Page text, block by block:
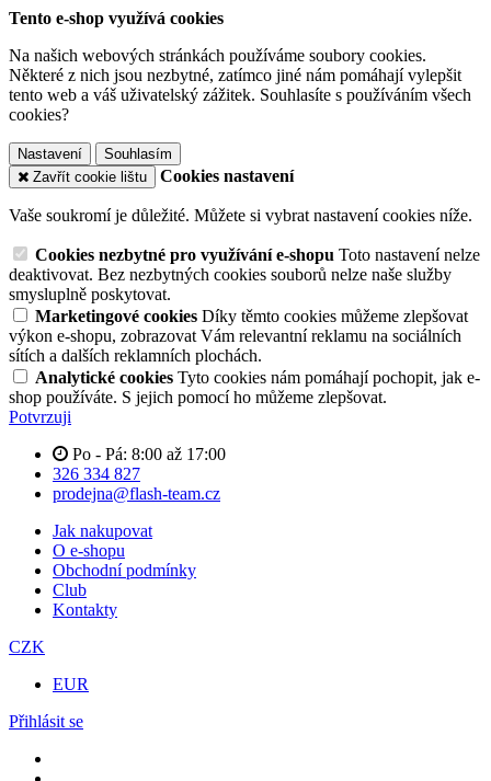
Tento e-shop využívá cookies
Na našich webových stránkách používáme soubory cookies.
Některé z nich jsou nezbytné, zatímco jiné nám pomáhají vylepšit
tento web a váš uživatelský zážitek. Souhlasíte s používáním všech
cookies?
Nastavení
Souhlasím
Zavřít cookie lištu
Cookies nastavení
Vaše soukromí je důležité. Můžete si vybrat nastavení cookies níže.
Cookies nezbytné pro využívání e-shopu Toto nastavení nelze
deaktivovat. Bez nezbytných cookies souborů nelze naše služby
smysluplně poskytovat.
Marketingové cookies Díky těmto cookies můžeme zlepšovat
výkon e-shopu, zobrazovat Vám relevantní reklamu na sociálních
sítích a dalších reklamních plochách.
Analytické cookies Tyto cookies nám pomáhají pochopit, jak e-
shop používáte. S jejich pomocí ho můžeme zlepšovat.
Potvrzuji
Po - Pá: 8:00 až 17:00
326 334 827
prodejna@flash-team.cz
Jak nakupovat
O e-shopu
Obchodní podmínky
Club
Kontakty
CZK
EUR
Přihlásit se